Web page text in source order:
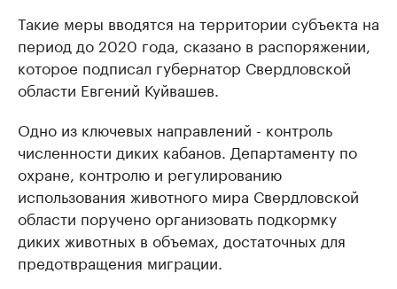
Такие меры вводятся на территории субъекта на
период до 2020 года, сказано в распоряжении,
которое подписал губернатор Свердловской
области Евгений Куйвашев.​
Одно из ключевых направлений - контроль
численности диких кабанов. Департаменту по
охране, контролю и регулированию
использования животного мира Свердловской
области поручено организовать подкормку
диких животных в объемах, достаточных для
предотвращения миграции.